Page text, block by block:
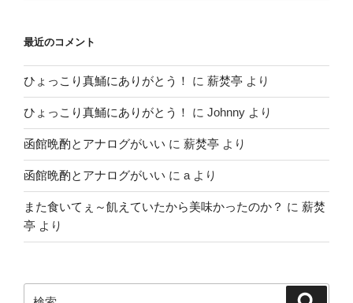
最近のコメント
ひょっこり真鯒にありがとう！ に 薪焚亭 より
ひょっこり真鯒にありがとう！ に Johnny より
函館晩酌とアナログがいい に 薪焚亭 より
函館晩酌とアナログがいい に a より
また食いてぇ～飢えていたから美味かったのか？ に 薪焚
亭 より